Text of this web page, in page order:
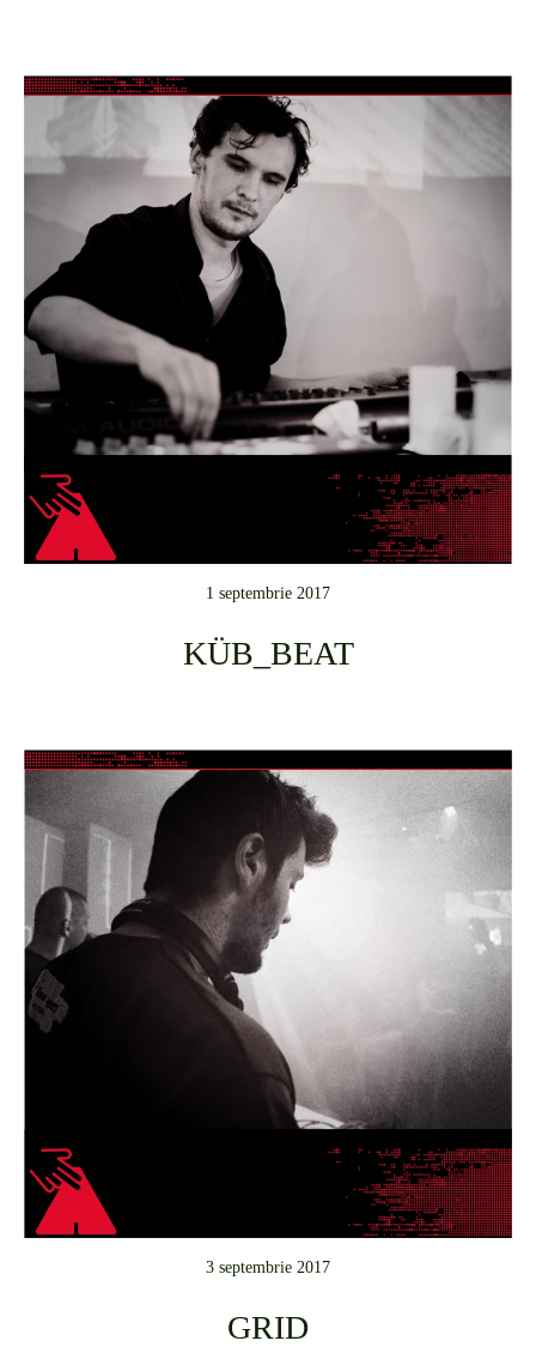
1 septembrie 2017
KÜB_BEAT
3 septembrie 2017
GRID